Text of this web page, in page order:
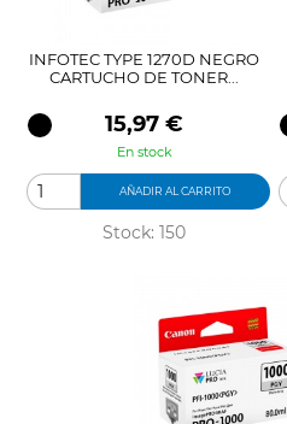
INFOTEC TYPE 1270D NEGRO
CARTUCHO DE TONER...
Precio
15,97 €
En stock
AÑADIR AL CARRITO
Stock: 150